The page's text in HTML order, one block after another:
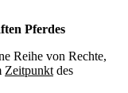
Pferdes
Reihe von Rechte,
Zeitpunkt des